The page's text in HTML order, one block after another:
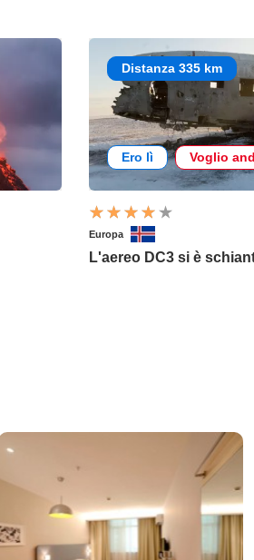
Distanza 335 km
Ero lì Voglio
Europa
L'aereo DC3 si è